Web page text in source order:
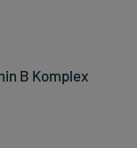
B Komplex